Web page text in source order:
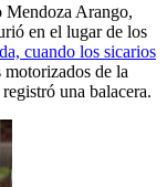
Arango,
en el lugar de los
cuando los sicarios
motorizados de la
una balacera.